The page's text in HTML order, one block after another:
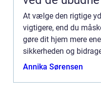
At vælge den rigtige
vigtigere, end du
gøre dit hjem mere
sikkerheden og
overordnede æstetik.
Annika Sørensen